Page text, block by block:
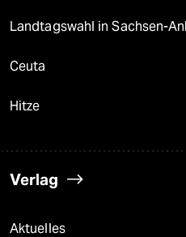
Landtagswahl in Sachsen-
Ceuta
Hitze
Verlag
Aktuelles